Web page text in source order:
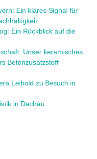
Ein klares Signal für
Ein Rückblick auf die
Unser keramisches
Betonzusatzstoff
Leibold zu Besuch in
in Dachau